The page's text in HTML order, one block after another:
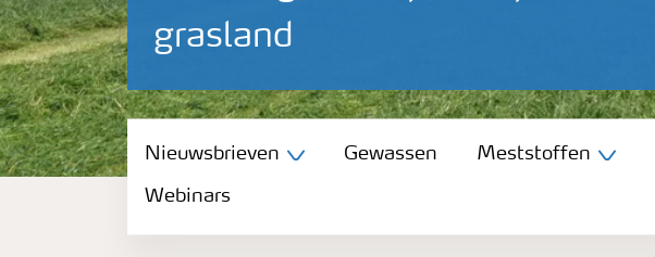
grasland
Nieuwsbrieven
Gewassen
Nieuwsbrieven Gewassen Meststoffen
Webinars